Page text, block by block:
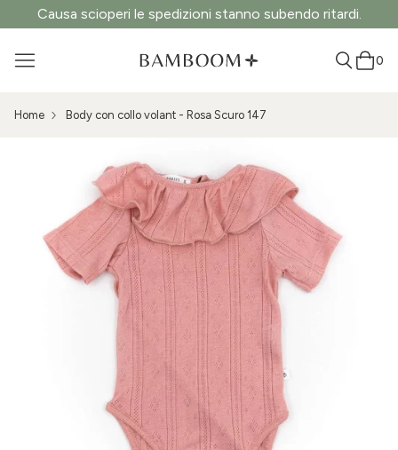
Causa scioperi le spedizioni stanno subendo ritardi.
0
Home Body con collo volant - Rosa Scuro 147